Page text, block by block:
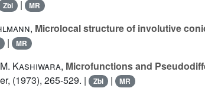
Zbl | MR
, Microlocal structure of involutive
| MR
M. Kashiwara, Microfunctions and
(1973), 265-529. |
Zbl | MR